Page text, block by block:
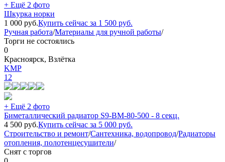
+ Ещё 2 фото
Шкурка норки
1 000 руб.Купить сейчас за 1 500 руб.
Ручная работа/Материалы для ручной работы/
Торги не состоялись
0
Красноярск, Взлётка
KMP
12
+ Ещё 2 фото
Биметаллический радиатор S9-BM-80-500 - 8 секц.
4 500 руб.Купить сейчас за 5 000 руб.
Строительство и ремонт/Сантехника, водопровод/Радиаторы
отопления, полотенцесушители/
Снят с торгов